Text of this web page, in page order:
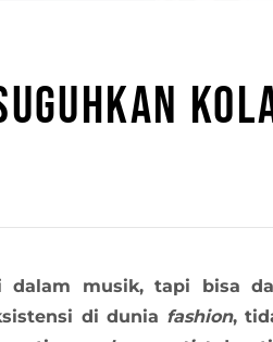
dalam musik, tapi bisa
di dunia fashion,